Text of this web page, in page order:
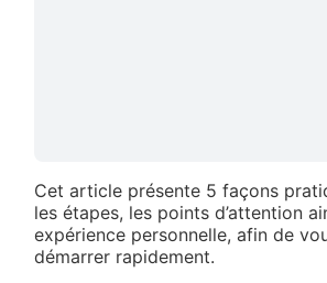
Cet article présente 5 façons
les étapes, les points d’attention
expérience personnelle, afin de
démarrer rapidement.